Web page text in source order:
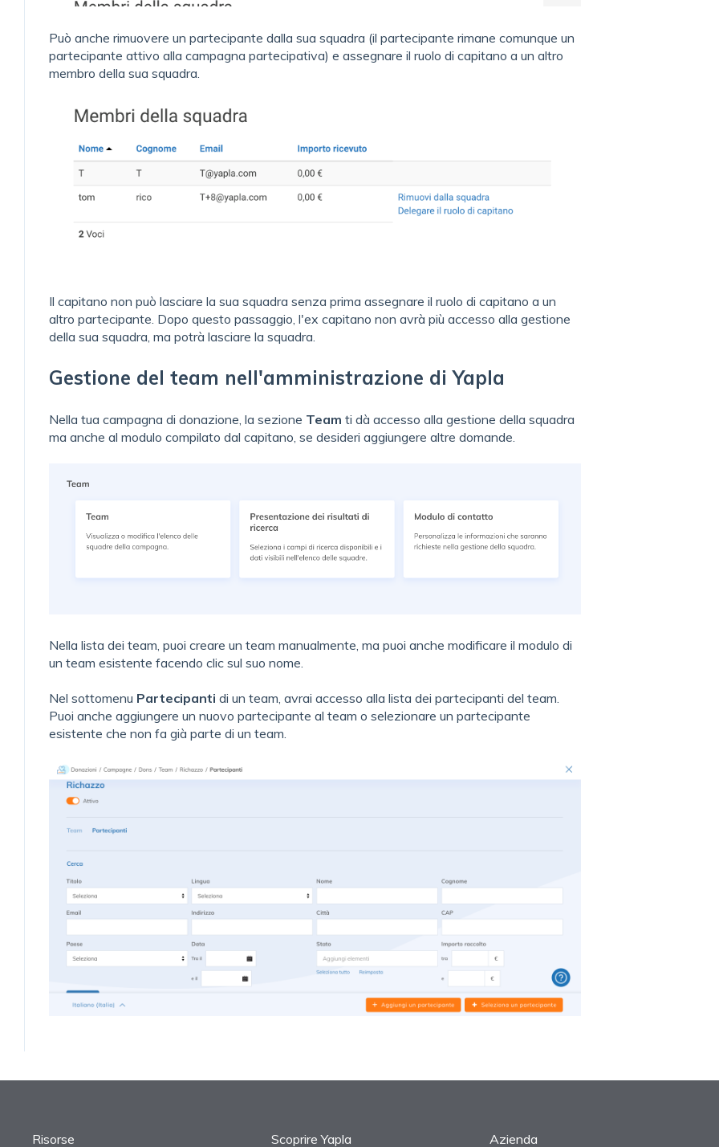
Può anche rimuovere un partecipante dalla sua squadra (il partecipante rimane comunque un
partecipante attivo alla campagna partecipativa) e assegnare il ruolo di capitano a un altro
membro della sua squadra.
Il capitano non può lasciare la sua squadra senza prima assegnare il ruolo di capitano a un
altro partecipante. Dopo questo passaggio, l'ex capitano non avrà più accesso alla gestione
della sua squadra, ma potrà lasciare la squadra.
Gestione del team nell'amministrazione di Yapla
Nella tua campagna di donazione, la sezione Team ti dà accesso alla gestione della squadra
ma anche al modulo compilato dal capitano, se desideri aggiungere altre domande.
Nella lista dei team, puoi creare un team manualmente, ma puoi anche modificare il modulo di
un team esistente facendo clic sul suo nome.
Nel sottomenu Partecipanti di un team, avrai accesso alla lista dei partecipanti del team.
Puoi anche aggiungere un nuovo partecipante al team o selezionare un partecipante
esistente che non fa già parte di un team.
Risorse Scoprire Yapla Azienda